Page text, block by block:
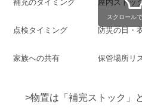
補充のタイミング 屋内ストッ
点検タイミング 防災の日・
家族への共有 保管場所リ
スクロール
>物置は「補完ストック」